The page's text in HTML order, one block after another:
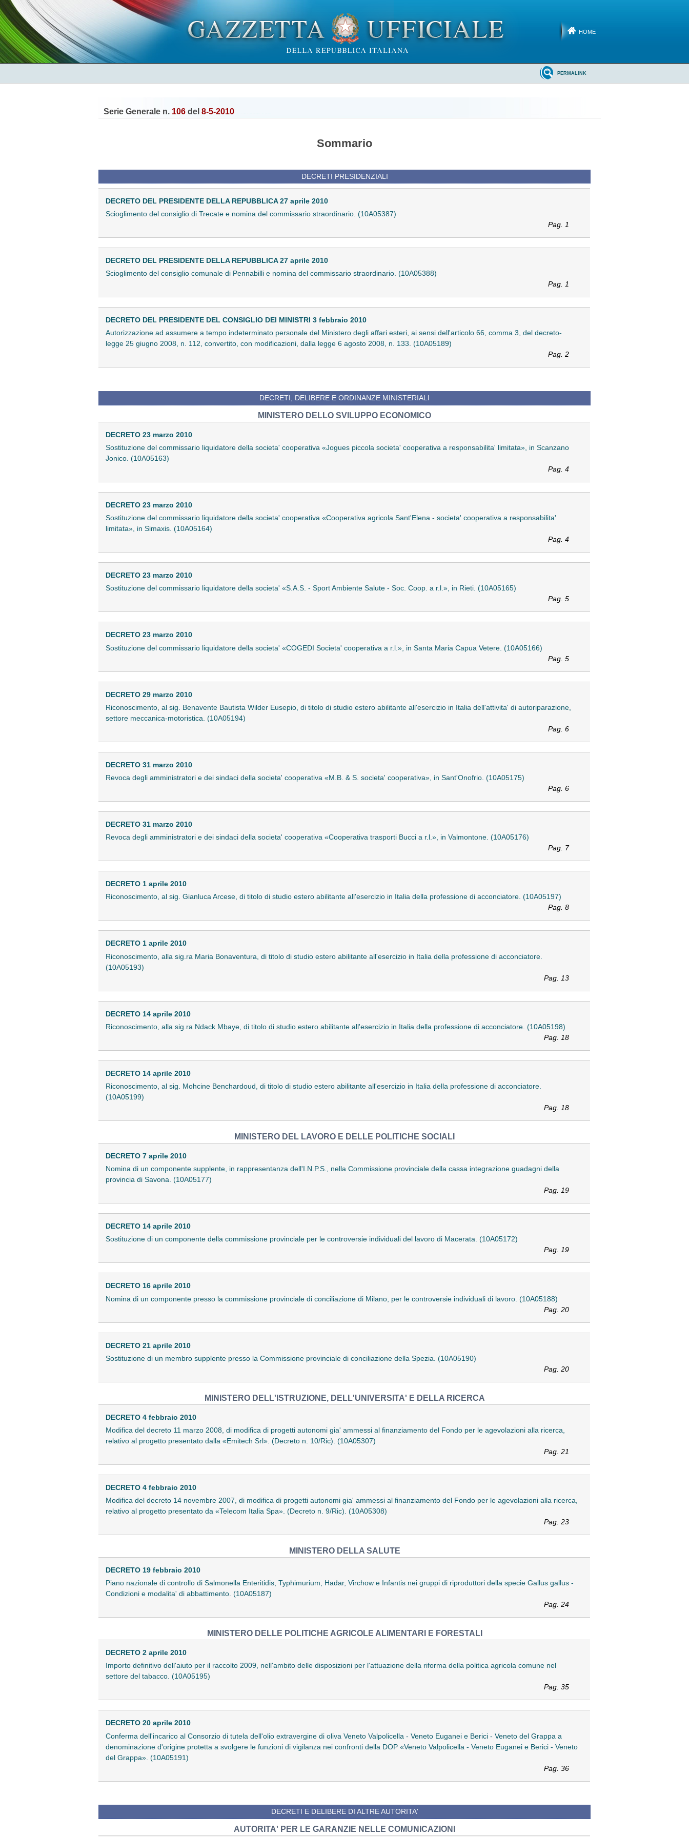
HOME
PERMALINK
Serie Generale n. 106 del 8-5-2010
Sommario
DECRETI PRESIDENZIALI
DECRETO DEL PRESIDENTE DELLA REPUBBLICA 27 aprile 2010
Scioglimento del consiglio di Trecate e nomina del commissario straordinario. (10A05387)
Pag. 1
DECRETO DEL PRESIDENTE DELLA REPUBBLICA 27 aprile 2010
Scioglimento del consiglio comunale di Pennabilli e nomina del commissario straordinario. (10A05388)
Pag. 1
DECRETO DEL PRESIDENTE DEL CONSIGLIO DEI MINISTRI 3 febbraio 2010
Autorizzazione ad assumere a tempo indeterminato personale del Ministero degli affari esteri, ai sensi dell'articolo 66, comma 3, del decreto-
legge 25 giugno 2008, n. 112, convertito, con modificazioni, dalla legge 6 agosto 2008, n. 133. (10A05189)
Pag. 2
DECRETI, DELIBERE E ORDINANZE MINISTERIALI
MINISTERO DELLO SVILUPPO ECONOMICO
DECRETO 23 marzo 2010
Sostituzione del commissario liquidatore della societa' cooperativa «Jogues piccola societa' cooperativa a responsabilita' limitata», in Scanzano
Jonico. (10A05163)
Pag. 4
DECRETO 23 marzo 2010
Sostituzione del commissario liquidatore della societa' cooperativa «Cooperativa agricola Sant'Elena - societa' cooperativa a responsabilita'
limitata», in Simaxis. (10A05164)
Pag. 4
DECRETO 23 marzo 2010
Sostituzione del commissario liquidatore della societa' «S.A.S. - Sport Ambiente Salute - Soc. Coop. a r.l.», in Rieti. (10A05165)
Pag. 5
DECRETO 23 marzo 2010
Sostituzione del commissario liquidatore della societa' «COGEDI Societa' cooperativa a r.l.», in Santa Maria Capua Vetere. (10A05166)
Pag. 5
DECRETO 29 marzo 2010
Riconoscimento, al sig. Benavente Bautista Wilder Eusepio, di titolo di studio estero abilitante all'esercizio in Italia dell'attivita' di autoriparazione,
settore meccanica-motoristica. (10A05194)
Pag. 6
DECRETO 31 marzo 2010
Revoca degli amministratori e dei sindaci della societa' cooperativa «M.B. & S. societa' cooperativa», in Sant'Onofrio. (10A05175)
Pag. 6
DECRETO 31 marzo 2010
Revoca degli amministratori e dei sindaci della societa' cooperativa «Cooperativa trasporti Bucci a r.l.», in Valmontone. (10A05176)
Pag. 7
DECRETO 1 aprile 2010
Riconoscimento, al sig. Gianluca Arcese, di titolo di studio estero abilitante all'esercizio in Italia della professione di acconciatore. (10A05197)
Pag. 8
DECRETO 1 aprile 2010
Riconoscimento, alla sig.ra Maria Bonaventura, di titolo di studio estero abilitante all'esercizio in Italia della professione di acconciatore.
(10A05193)
Pag. 13
DECRETO 14 aprile 2010
Riconoscimento, alla sig.ra Ndack Mbaye, di titolo di studio estero abilitante all'esercizio in Italia della professione di acconciatore. (10A05198)
Pag. 18
DECRETO 14 aprile 2010
Riconoscimento, al sig. Mohcine Benchardoud, di titolo di studio estero abilitante all'esercizio in Italia della professione di acconciatore.
(10A05199)
Pag. 18
MINISTERO DEL LAVORO E DELLE POLITICHE SOCIALI
DECRETO 7 aprile 2010
Nomina di un componente supplente, in rappresentanza dell'I.N.P.S., nella Commissione provinciale della cassa integrazione guadagni della
provincia di Savona. (10A05177)
Pag. 19
DECRETO 14 aprile 2010
Sostituzione di un componente della commissione provinciale per le controversie individuali del lavoro di Macerata. (10A05172)
Pag. 19
DECRETO 16 aprile 2010
Nomina di un componente presso la commissione provinciale di conciliazione di Milano, per le controversie individuali di lavoro. (10A05188)
Pag. 20
DECRETO 21 aprile 2010
Sostituzione di un membro supplente presso la Commissione provinciale di conciliazione della Spezia. (10A05190)
Pag. 20
MINISTERO DELL'ISTRUZIONE, DELL'UNIVERSITA' E DELLA RICERCA
DECRETO 4 febbraio 2010
Modifica del decreto 11 marzo 2008, di modifica di progetti autonomi gia' ammessi al finanziamento del Fondo per le agevolazioni alla ricerca,
relativo al progetto presentato dalla «Emitech Srl». (Decreto n. 10/Ric). (10A05307)
Pag. 21
DECRETO 4 febbraio 2010
Modifica del decreto 14 novembre 2007, di modifica di progetti autonomi gia' ammessi al finanziamento del Fondo per le agevolazioni alla ricerca,
relativo al progetto presentato da «Telecom Italia Spa». (Decreto n. 9/Ric). (10A05308)
Pag. 23
MINISTERO DELLA SALUTE
DECRETO 19 febbraio 2010
Piano nazionale di controllo di Salmonella Enteritidis, Typhimurium, Hadar, Virchow e Infantis nei gruppi di riproduttori della specie Gallus gallus -
Condizioni e modalita' di abbattimento. (10A05187)
Pag. 24
MINISTERO DELLE POLITICHE AGRICOLE ALIMENTARI E FORESTALI
DECRETO 2 aprile 2010
Importo definitivo dell'aiuto per il raccolto 2009, nell'ambito delle disposizioni per l'attuazione della riforma della politica agricola comune nel
settore del tabacco. (10A05195)
Pag. 35
DECRETO 20 aprile 2010
Conferma dell'incarico al Consorzio di tutela dell'olio extravergine di oliva Veneto Valpolicella - Veneto Euganei e Berici - Veneto del Grappa a
denominazione d'origine protetta a svolgere le funzioni di vigilanza nei confronti della DOP «Veneto Valpolicella - Veneto Euganei e Berici - Veneto
del Grappa». (10A05191)
Pag. 36
DECRETI E DELIBERE DI ALTRE AUTORITA'
AUTORITA' PER LE GARANZIE NELLE COMUNICAZIONI